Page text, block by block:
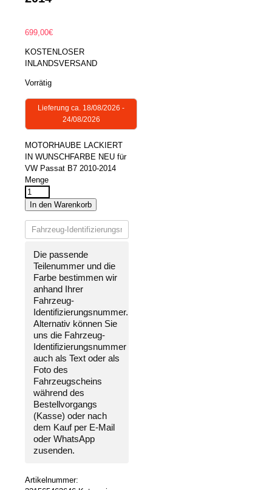
699,00€
KOSTENLOSER
INLANDSVERSAND
Vorrätig
Lieferung ca. 18/08/2026 -
24/08/2026
MOTORHAUBE LACKIERT
IN WUNSCHFARBE NEU für
VW Passat B7 2010-2014
Menge
In den Warenkorb
Die passende
Teilenummer und die
Farbe bestimmen wir
anhand Ihrer
Fahrzeug-
Identifizierungsnummer.
Alternativ können Sie
uns die Fahrzeug-
Identifizierungsnummer
auch als Text oder als
Foto des
Fahrzeugscheins
während des
Bestellvorgangs
(Kasse) oder nach
dem Kauf per E-Mail
oder WhatsApp
zusenden.
Artikelnummer: